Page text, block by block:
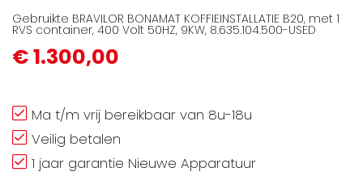
Gebruikte BRAVILOR BONAMAT KOFFIEINSTALLATIE B20, met 1
RVS container, 400 Volt 50HZ, 9KW, 8.635.104.500-USED
€ 1.300,00
Ma t/m vrij bereikbaar van 8u-18u
Veilig betalen
1 jaar garantie Nieuwe Apparatuur